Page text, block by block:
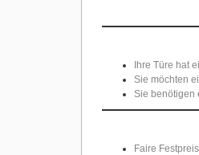
Ihre Türe hat
Sie möchten
Sie benötigen
Faire